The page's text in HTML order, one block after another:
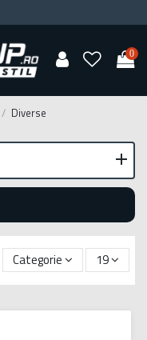
0
Diverse
Categorie 19